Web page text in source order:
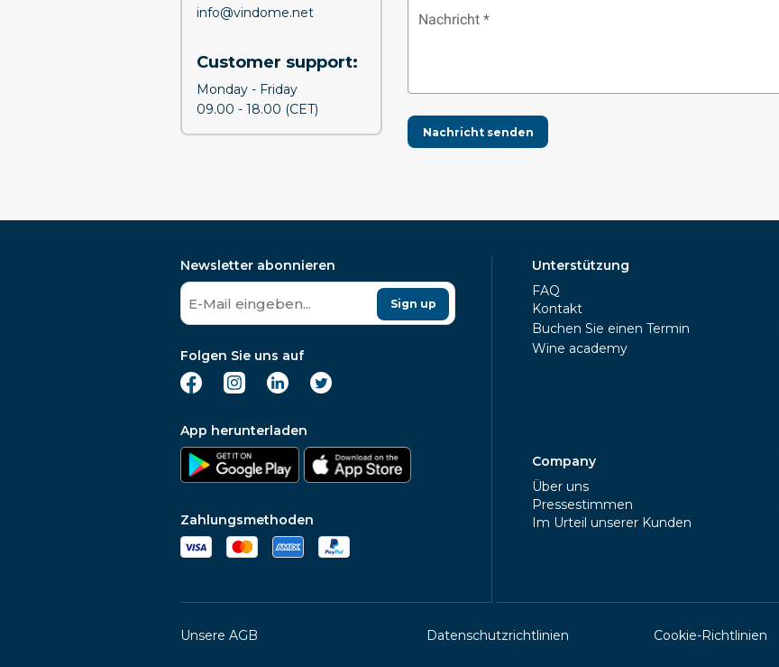
info@vindome.net
Customer support:
Monday - Friday
09.00 - 18.00 (CET)
Nachricht *
Nachricht senden
Newsletter abonnieren
Sign up
Folgen Sie uns auf
App herunterladen
Zahlungsmethoden
Unterstützung
FAQ
Kontakt
Buchen Sie einen Termin
Wine academy
Company
Über uns
Pressestimmen
Im Urteil unserer Kunden
Unsere AGB Datenschutzrichtlinien Cookie-Richtlinien